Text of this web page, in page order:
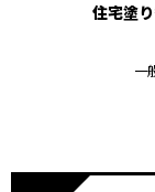
住宅塗
一